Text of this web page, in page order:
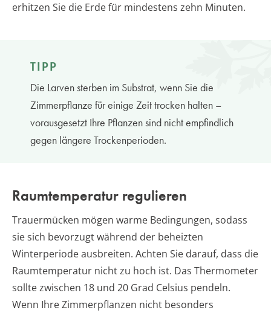
erhitzen Sie die Erde für mindestens zehn Minuten.
TIPP
Die Larven sterben im Substrat, wenn Sie die
Zimmerpflanze für einige Zeit trocken halten –
vorausgesetzt Ihre Pflanzen sind nicht empfindlich
gegen längere Trockenperioden.
Raumtemperatur regulieren
Trauermücken mögen warme Bedingungen, sodass
sie sich bevorzugt während der beheizten
Winterperiode ausbreiten. Achten Sie darauf, dass die
Raumtemperatur nicht zu hoch ist. Das Thermometer
sollte zwischen 18 und 20 Grad Celsius pendeln.
Wenn Ihre Zimmerpflanzen nicht besonders